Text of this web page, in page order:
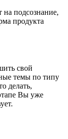
на подсознание,
продукта
свой
темы по типу
делать,
Вы уже